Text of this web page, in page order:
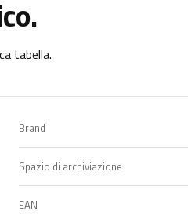
tabella.
Brand
Spazio di archiviazione
EAN